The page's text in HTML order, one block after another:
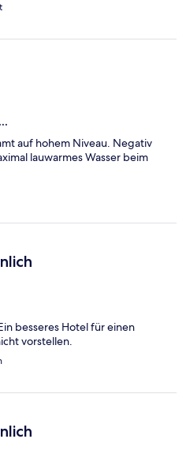
auf hohem Niveau. Negativ
lauwarmes Wasser beim
besseres Hotel für einen
vorstellen.